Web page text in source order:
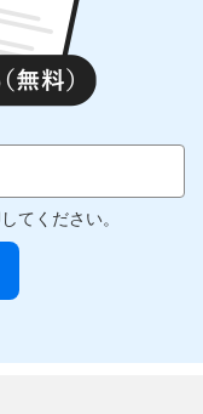
てください。